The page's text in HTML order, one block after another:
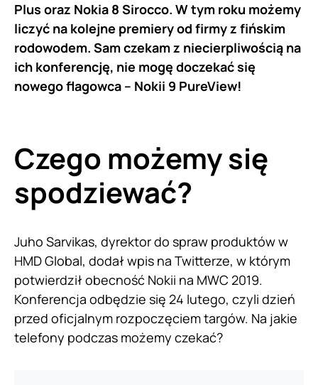
Plus oraz Nokia 8 Sirocco. W tym roku możemy
liczyć na kolejne premiery od firmy z fińskim
rodowodem. Sam czekam z niecierpliwością na
ich konferencję, nie mogę doczekać się
nowego flagowca – Nokii 9 PureView!
Czego możemy się
spodziewać?
Juho Sarvikas, dyrektor do spraw produktów w
HMD Global, dodał wpis na Twitterze, w którym
potwierdził obecność Nokii na MWC 2019.
Konferencja odbędzie się 24 lutego, czyli dzień
przed oficjalnym rozpoczęciem targów. Na jakie
telefony podczas możemy czekać?